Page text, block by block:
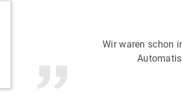
Wir waren schon